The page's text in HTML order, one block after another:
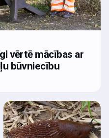
vērtē mācības ar
būvniecību